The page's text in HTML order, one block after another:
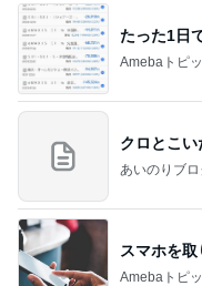
たった1日
Amebaトピ
クロとこい
あいのりブ
スマホを
Amebaトピ